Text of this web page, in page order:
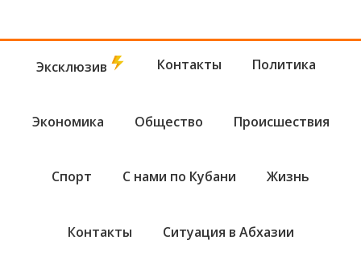
Эксклюзив Контакты Политика
Экономика Общество Происшествия
Спорт С нами по Кубани Жизнь
Контакты Ситуация в Абхазии